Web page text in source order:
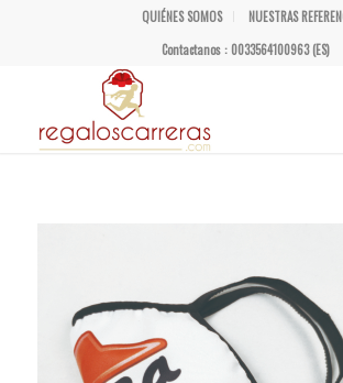
QUIÉNES SOMOS
NUESTRAS
Contactanos : 0033564100963 (ES)